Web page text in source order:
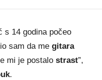
s 14 godina počeo
sam da me gitara
mi je postalo strast”,
.